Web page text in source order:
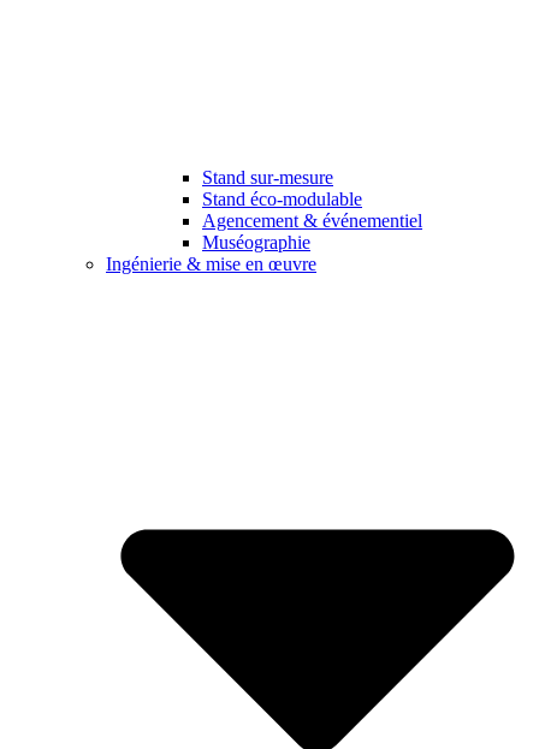
Stand sur-mesure
Stand éco-modulable
Agencement & événementiel
Muséographie
Ingénierie & mise en œuvre